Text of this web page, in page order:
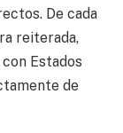
De cada
reiterada,
Estados
de